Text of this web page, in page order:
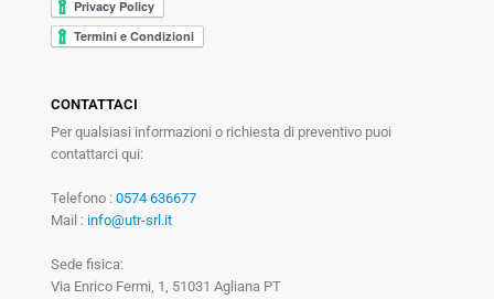
CONTATTACI
Per qualsiasi informazioni o richiesta di preventivo puoi
contattarci qui:
Telefono : 0574 636677
Mail : info@utr-srl.it
Sede fisica:
Via Enrico Fermi, 1, 51031 Agliana PT